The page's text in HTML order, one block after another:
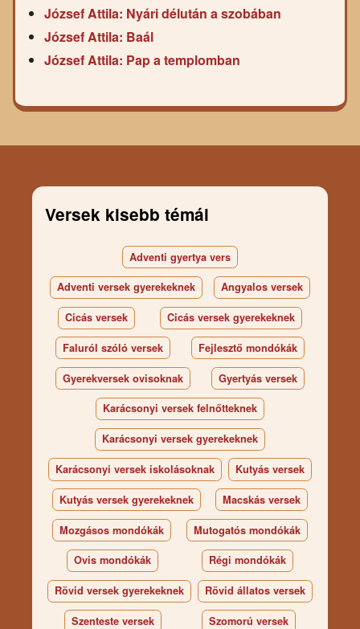
József Attila: Nyári délután a szobában
József Attila: Baál
József Attila: Pap a templomban
Versek kisebb témái
Adventi gyertya vers
Adventi versek gyerekeknek Angyalos versek
Cicás versek Cicás versek gyerekeknek
Faluról szóló versek Fejlesztő mondókák
Gyerekversek ovisoknak Gyertyás versek
Karácsonyi versek felnőtteknek
Karácsonyi versek gyerekeknek
Karácsonyi versek iskolásoknak Kutyás versek
Kutyás versek gyerekeknek Macskás versek
Mozgásos mondókák Mutogatós mondókák
Ovis mondókák Régi mondókák
Rövid versek gyerekeknek Rövid állatos versek
Szenteste versek Szomorú versek